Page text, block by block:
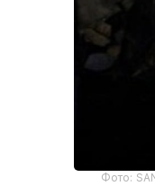
Фото: